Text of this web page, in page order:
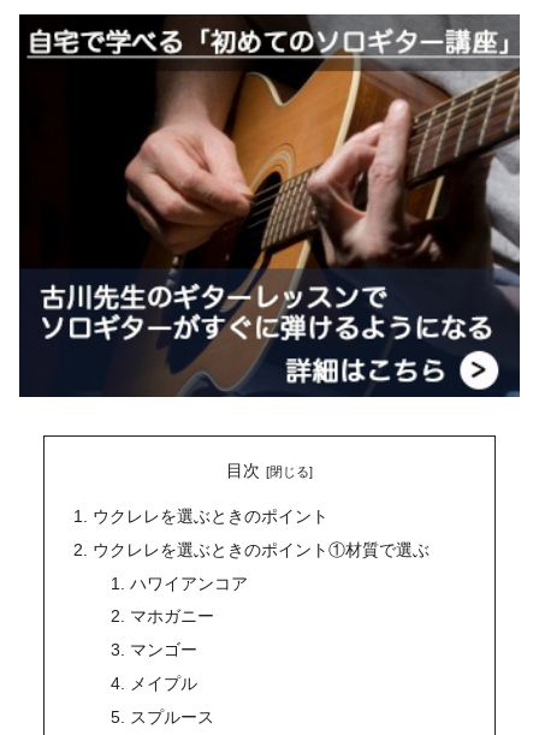
目次
ウクレレを選ぶときのポイント
ウクレレを選ぶときのポイント①材質で選ぶ
ハワイアンコア
マホガニー
マンゴー
メイプル
スプルース